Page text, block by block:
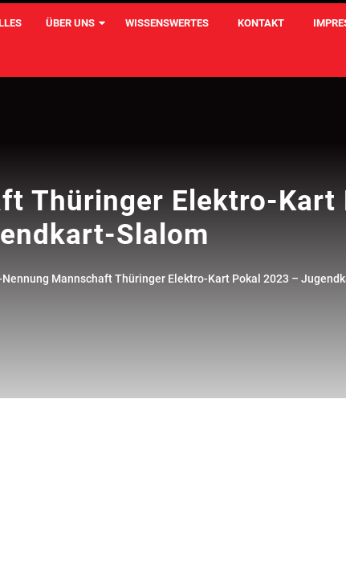
ÜBER UNS WISSENSWERTES KONTAKT
Thüringer Elektro-Kart
Slalom
Nennung Mannschaft Thüringer Elektro-Kart Pokal 2023 –